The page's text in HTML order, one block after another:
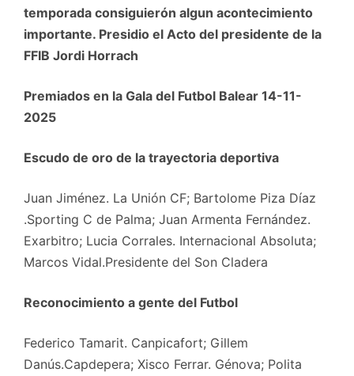
temporada consiguierón algun acontecimiento
importante. Presidio el Acto del presidente de la
FFIB Jordi Horrach
Premiados en la Gala del Futbol Balear 14-11-
2025
Escudo de oro de la trayectoria deportiva
Juan Jiménez. La Unión CF; Bartolome Piza Díaz
.Sporting C de Palma; Juan Armenta Fernández.
Exarbitro; Lucia Corrales. Internacional Absoluta;
Marcos Vidal.Presidente del Son Cladera
Reconocimiento a gente del Futbol
Federico Tamarit. Canpicafort; Gillem
Danús.Capdepera; Xisco Ferrar. Génova; Polita